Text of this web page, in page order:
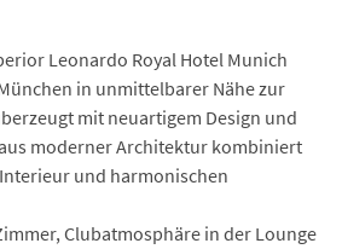
Leonardo Royal Hotel Munich
in unmittelbarer Nähe zur
mit neuartigem Design und
moderner Architektur kombiniert
und harmonischen
Clubatmosphäre in der Lounge